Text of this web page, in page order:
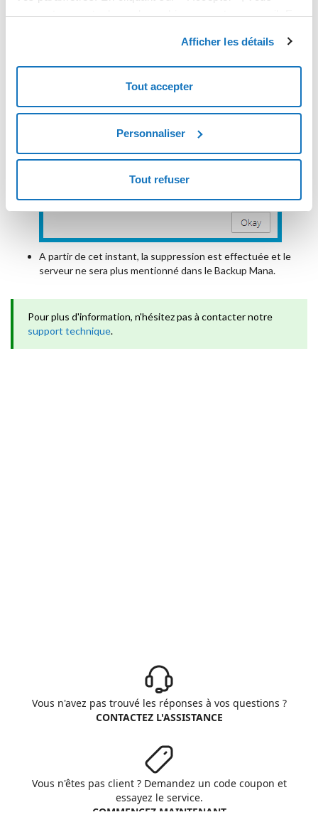
consentez au stockage de cookies sur votre appareil. En
stockage des cookies nécessaires.
Afficher les détails
Tout accepter
Personnaliser
Tout refuser
A partir de cet instant, la suppression est effectuée et le
serveur ne sera plus mentionné dans le Backup Mana.
Pour plus d'information, n'hésitez pas à contacter notre
support technique.
Vous n'avez pas trouvé les réponses à vos questions ?
CONTACTEZ L'ASSISTANCE
Vous n'êtes pas client ? Demandez un code coupon et
essayez le service.
COMMENCEZ MAINTENANT